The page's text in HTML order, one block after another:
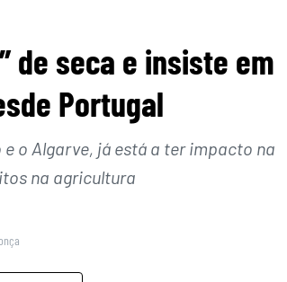
de seca e insiste em
Portugal
o Algarve, já está a ter impacto na
na agricultura